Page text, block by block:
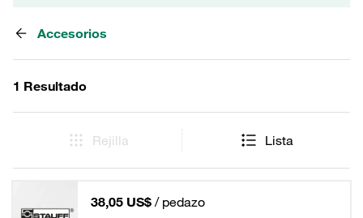
Accesorios
1 Resultado
Rejilla Lista
38,05 US$ / pedazo